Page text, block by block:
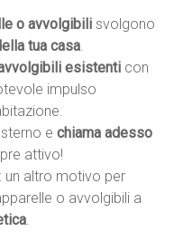
o avvolgibili svolgono
tua casa.
esistenti con
impulso
echiama adesso
attivo!
: un altro motivo per
o avvolgibili a
.